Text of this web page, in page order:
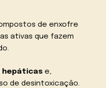
de enxofre
ativas que fazem
hepáticas e,
de desintoxicação.